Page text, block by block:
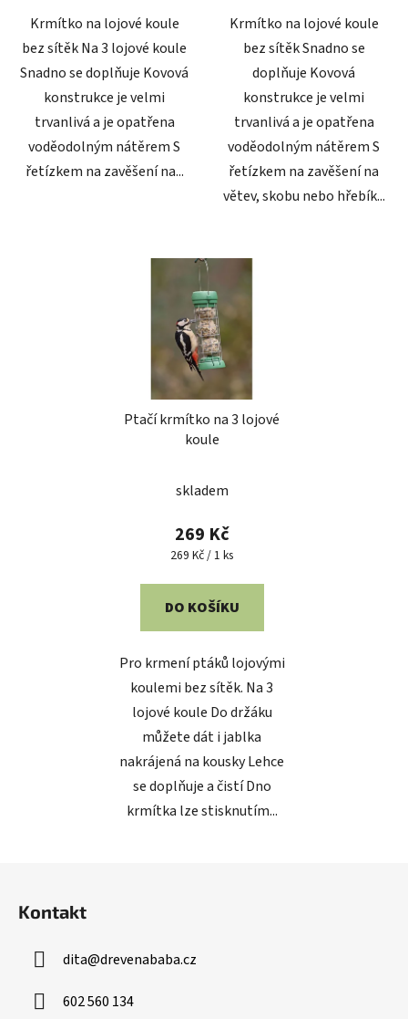
hvězdiček.
Krmítko na lojové koule
bez sítěk Na 3 lojové koule
Snadno se doplňuje Kovová
konstrukce je velmi
trvanlivá a je opatřena
voděodolným nátěrem S
řetízkem na zavěšení na...
Krmítko na lojové koule
bez sítěk Snadno se
doplňuje Kovová
konstrukce je velmi
trvanlivá a je opatřena
voděodolným nátěrem S
řetízkem na zavěšení na
větev, skobu nebo hřebík...
Ptačí krmítko na 3 lojové
koule
skladem
269 Kč
Měrná
269 Kč / 1 ks
DO KOŠÍKU
Pro krmení ptáků lojovými
koulemi bez sítěk. Na 3
lojové koule Do držáku
můžete dát i jablka
nakrájená na kousky Lehce
se doplňuje a čistí Dno
krmítka lze stisknutím...
Kontakt
dita@drevenababa.cz
602 560 134